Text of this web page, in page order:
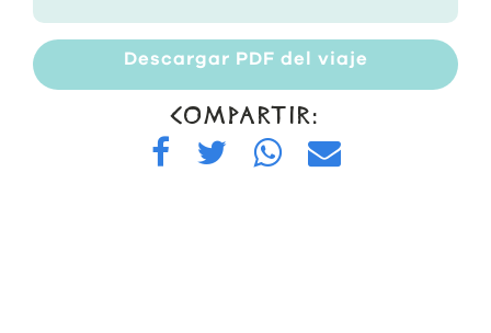
Descargar PDF del viaje
COMPARTIR: